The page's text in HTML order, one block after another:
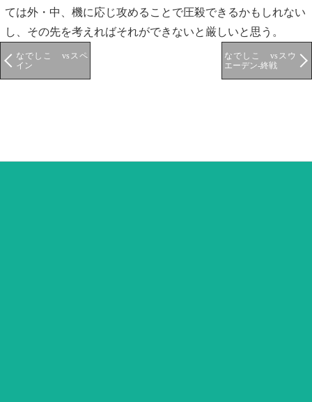
ては外・中、機に応じ攻めることで圧殺できるかもしれない
し、その先を考えればそれができないと厳しいと思う。
なでしこ vsスペ
イン
なでしこ vsスウ
エーデン-終戦